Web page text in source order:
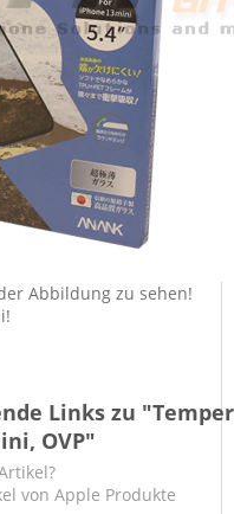
Abbildung zu sehen!
Links zu
OVP"
von Apple Produkte